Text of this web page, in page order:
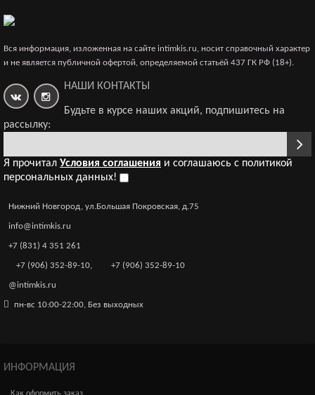
Силиконовая лента для бандажа розовая OUCH SH-
OU093PNK
4 298р.
Вся информация, изложенная на сайте intimkis.ru, носит справочный характер
и не является публичной офертой, определяемой статьёй 437 ГК РФ (18+).
НАШИ КОНТАКТЫ
Будьте в курсе наших акций, подпишитесь на
рассылку:
Я прочитал Условия соглашения и соглашаюсь с политикой
персональных данных!
Нижний Новгород, ул.Большая Покровская, д.75
info@intimkis.ru
+7 (831) 4 351 261
+7 (906) 352-89-10, +7 (906) 352-89-10
@intimkis.ru
пн-вс 10:00-22:00, Без выходных
ИНФОРМАЦИЯ